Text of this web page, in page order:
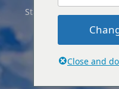
Startseite
Close and